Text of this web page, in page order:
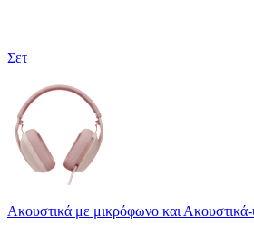
Σετ
Ακουστικά με μικρόφωνο και Ακουστικά-